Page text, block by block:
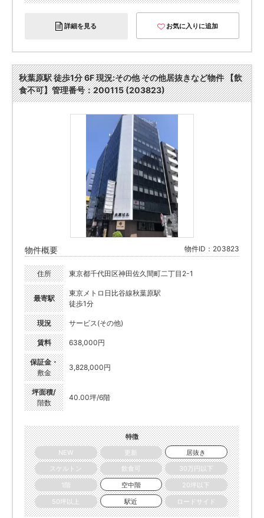
詳細を見る お気に入りに追加
秋葉原駅 徒歩1分 6F 現況:その他 その他居抜きなど物件 【飲
食不可】管理番号：200115 (203823)
物件概要 物件ID：203823
住所 東京都千代田区神田佐久間町二丁目2-1
最寄駅
東京メトロ日比谷線秋葉原駅
徒歩1分
現況 サービス(その他)
賃料 638,000円
保証金・
敷金
3,828,000円
坪面積/
階数
40.00坪/6階
特徴
NEW
更新
居抜き
スケルトン
飲食可
30万円以下
1階
空中階
20坪以下
50坪以上
駅近 ロードサイド